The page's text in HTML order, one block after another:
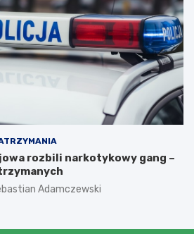
rozbili narkotykowy gang –
Adamczewski